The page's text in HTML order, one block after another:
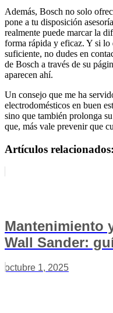
Además, Bosch no solo
pone a tu disposición
realmente puede marcar la
forma rápida y eficaz. Y si lo
suficiente, no dudes en
de Bosch a través de su
aparecen ahí.
Un consejo que me ha
electrodomésticos en buen
sino que también prolonga
que, más vale prevenir que
Artículos relacionados:
Mantenimiento
Wall Sander:
octubre 1, 2025